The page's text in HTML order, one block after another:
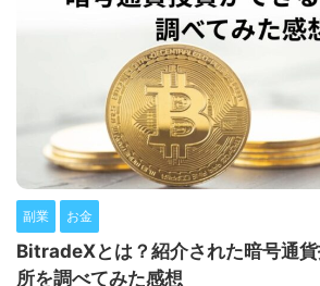
副業 お金
BitradeXとは？紹介された暗号通貨
所を調べてみた感想